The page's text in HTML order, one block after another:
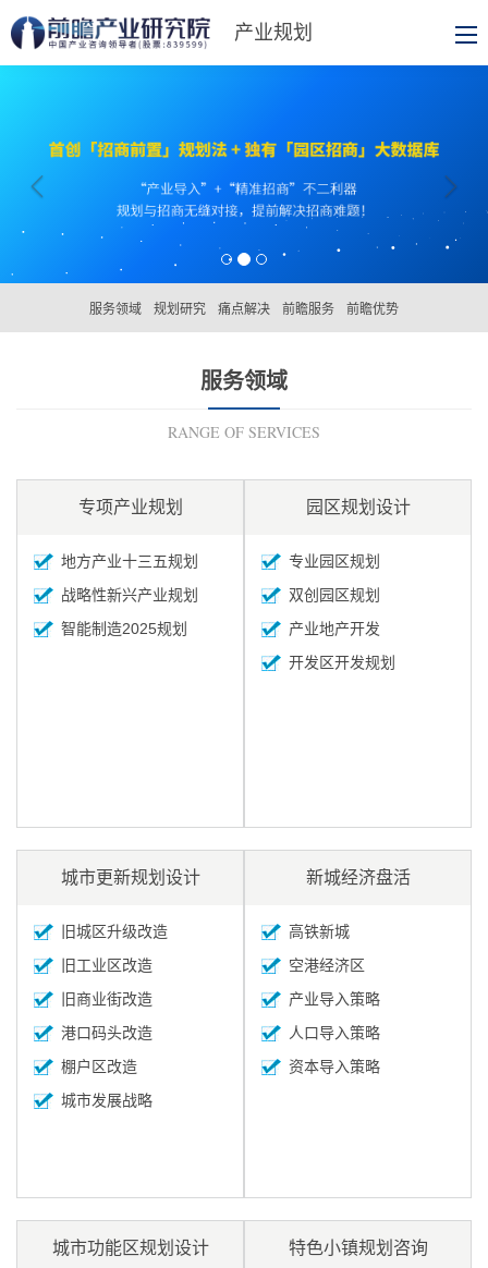
产业规划
服务领域 规划研究 痛点解决 前瞻服务 前瞻优势
服务领域
RANGE OF SERVICES
专项产业规划
地方产业十三五规划
战略性新兴产业规划
智能制造2025规划
园区规划设计
专业园区规划
双创园区规划
产业地产开发
开发区开发规划
城市更新规划设计
旧城区升级改造
旧工业区改造
旧商业街改造
港口码头改造
棚户区改造
城市发展战略
新城经济盘活
高铁新城
空港经济区
产业导入策略
人口导入策略
资本导入策略
城市功能区规划设计 特色小镇规划咨询